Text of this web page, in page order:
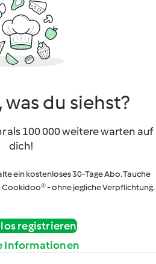
du siehst?
als 100 000 weitere warten auf
dich!
ein kostenloses 30-Tage Abo. Tauche
Cookidoo® - ohne jegliche Verpflichtung.
registrieren
Informationen